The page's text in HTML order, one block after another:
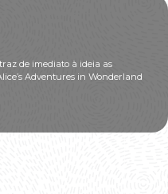
de imediato à ideia as
Adventures in Wonderland